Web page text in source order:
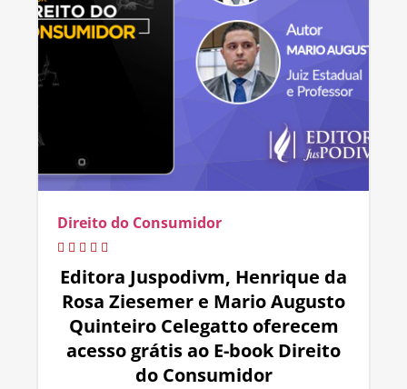
Direito do Consumidor
Editora Juspodivm, Henrique da
Rosa Ziesemer e Mario Augusto
Quinteiro Celegatto oferecem
acesso grátis ao E-book Direito
do Consumidor